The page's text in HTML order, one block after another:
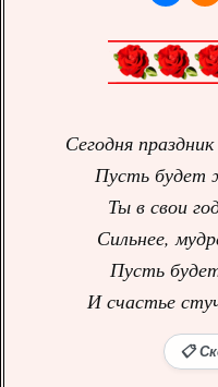
Сегодня
Пусть будет
Ты в свои
Сильнее,
Пусть
И счастье
📋